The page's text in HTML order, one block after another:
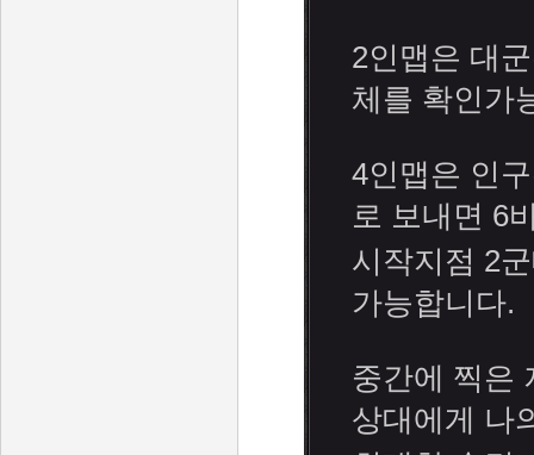
2인맵은 대
체를 확인가
4인맵은 인
로 보내면 6
시작지점 2
가능합니다.
중간에 찍은
상대에게 나